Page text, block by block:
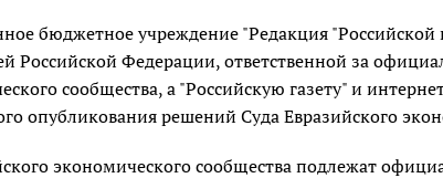
бюджетное учреждение "Редакция "Российской
Российской Федерации, ответственной за
сообщества, а "Российскую газету" и
опубликования решений Суда Евразийского
экономического сообщества подлежат